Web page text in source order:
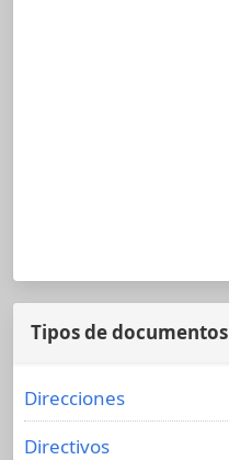
Tipos de documentos
Direcciones
Directivos